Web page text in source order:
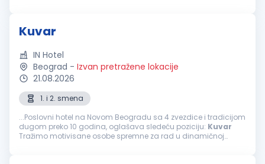
Kuvar
IN Hotel
Beograd - Izvan pretražene lokacije
21.08.2026
1. i 2. smena
...Poslovni hotel na Novom Beogradu sa 4 zvezdice i tradicijom
dugom preko 10 godina, oglašava sledeću poziciju: Kuvar
Tražimo motivisane osobe spremne za rad u dinamičnoj